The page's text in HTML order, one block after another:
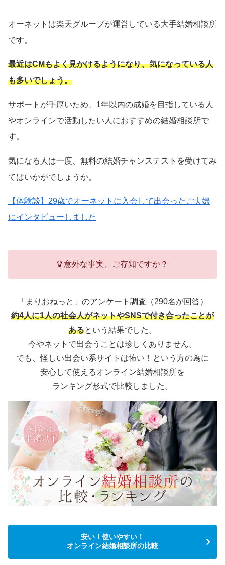
オーネットは楽天グループが運営している大手結婚相談所
です。
最近はCMもよく見かけるようになり、気になっている人
も多いでしょう。
サポートが手厚いため、1年以内の成婚を目指している人
やオンラインで活動したい人におすすめの結婚相談所で
す。
気になる人は一度、無料の結婚チャンステストを受けてみ
てはいかがでしょうか。
【体験談】29歳でオーネットに入会して出会ったご夫婦
にインタビューしました
意外な事実、ご存知ですか？
「まりおねっと」のアンケート調査（290名が回答）
約4人に1人の社会人がネットやSNSで付き合ったことが
あるという結果でした。
今やネットで出会うことは珍しくありません。
でも、怪しい出会い系サイトは怖い！という方の為に
安心して使えるオンライン結婚相談所を
ランキング形式で比較しました。
安い！使いやすい！
オンライン結婚相談所の比較